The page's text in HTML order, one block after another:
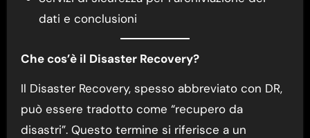
dati e conclusioni
Che cos’è il Disaster Recovery?
Il Disaster Recovery, spesso abbreviato con DR,
può essere tradotto come “recupero da
disastri”. Questo termine si riferisce a un